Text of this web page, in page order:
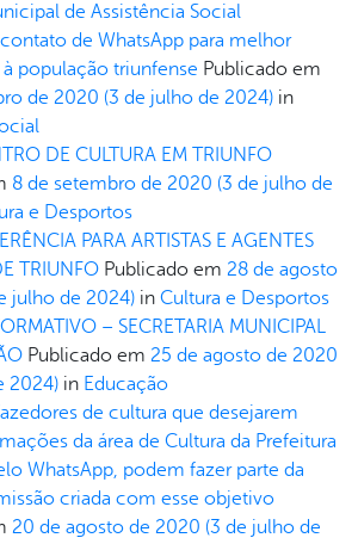
de Assistência Social
de WhatsApp para melhor
população triunfense Publicado em
de 2020 (3 de julho de 2024) in
DE CULTURA EM TRIUNFO
8 de setembro de 2020 (3 de julho de
e Desportos
PARA ARTISTAS E AGENTES
TRIUNFO Publicado em 28 de agosto
julho de 2024) in Cultura e Desportos
– SECRETARIA MUNICIPAL
Publicado em 25 de agosto de 2020
2024) in Educação
de cultura que desejarem
da área de Cultura da Prefeitura
WhatsApp, podem fazer parte da
criada com esse objetivo
20 de agosto de 2020 (3 de julho de